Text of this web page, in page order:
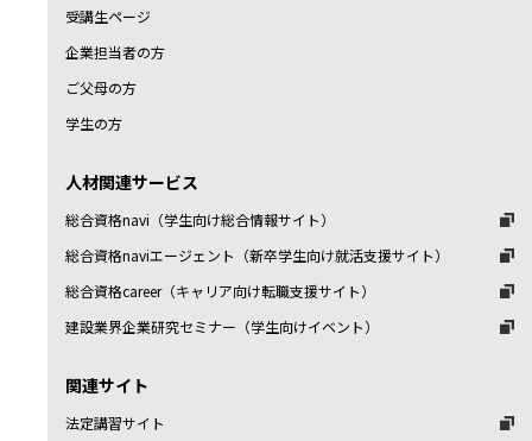
受講生ページ
企業担当者の方
ご父母の方
学生の方
人材関連サービス
総合資格navi（学生向け総合情報サイト）
総合資格naviエージェント（新卒学生向け就活支援サイト）
総合資格career（キャリア向け転職支援サイト）
建設業界企業研究セミナー（学生向けイベント）
関連サイト
法定講習サイト